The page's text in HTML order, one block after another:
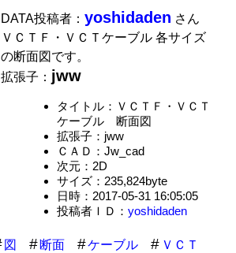
DATA投稿者：yoshidaden さん
ＶＣＴＦ・ＶＣＴケーブル 各サイズ
の断面図です。
拡張子： jww
タイトル：ＶＣＴＦ・ＶＣＴ
ケーブル 断面図
拡張子：jww
ＣＡＤ：Jw_cad
次元：2D
サイズ：235,824byte
日時：2017-05-31 16:05:05
投稿者ＩＤ： yoshidaden
図 断面 ケーブル
ＶＣＴ